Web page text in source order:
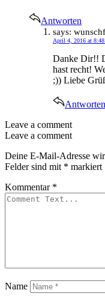
Antworten
says:
April 4, 2016 at 8:48
Danke Dir!!
hast recht!
;)) Liebe
Antworten
Leave a comment
Leave a comment
Deine E-Mail-Adresse
Felder sind mit * markiert
Kommentar *
Name